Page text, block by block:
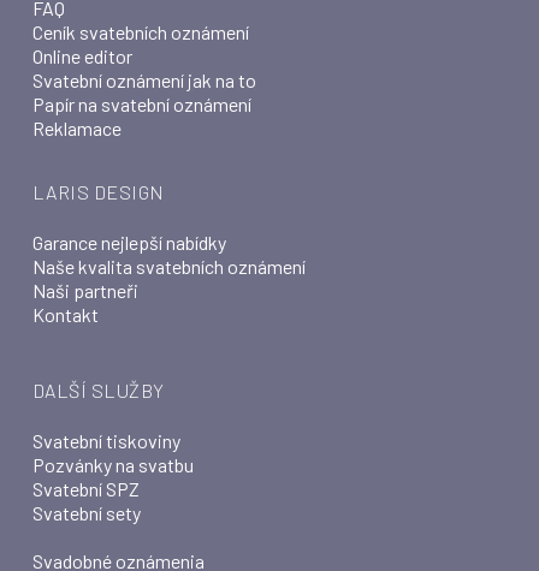
FAQ
Ceník svatebních oznámení
Online editor
Svatební oznámení jak na to
Papír na svatební oznámení
Reklamace
LARIS DESIGN
Garance nejlepší nabídky
Naše kvalita svatebních oznámení
Naši partneři
Kontakt
DALŠÍ SLUŽBY
Svatební tiskoviny
Pozvánky na svatbu
Svatební SPZ
Svatební sety
Svadobné oznámenia